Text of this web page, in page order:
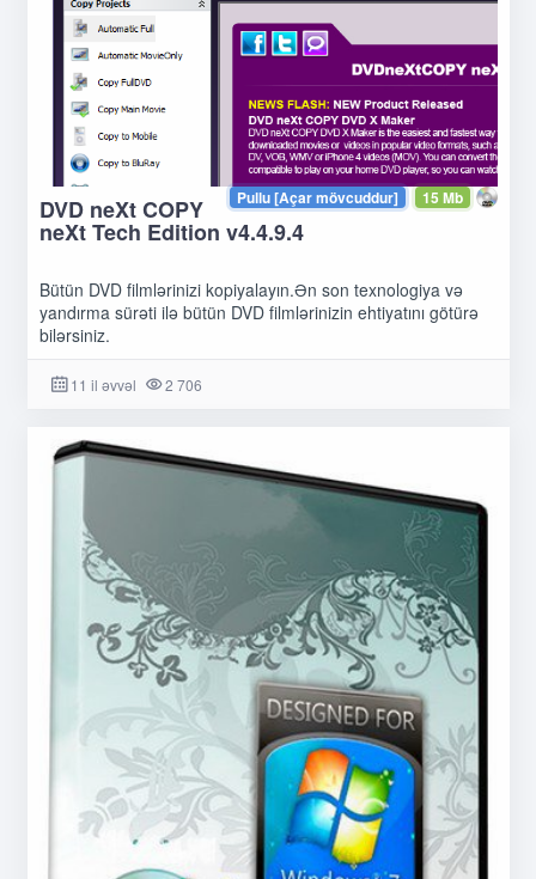
15 Mb
Pullu [Açar mövcuddur]
DVD neXt COPY
neXt Tech Edition v4.4.9.4
Bütün DVD filmlərinizi kopiyalayın.Ən son texnologiya və
yandırma sürəti ilə bütün DVD filmlərinizin ehtiyatını götürə
bilərsiniz.
11 il əvvəl 2 706